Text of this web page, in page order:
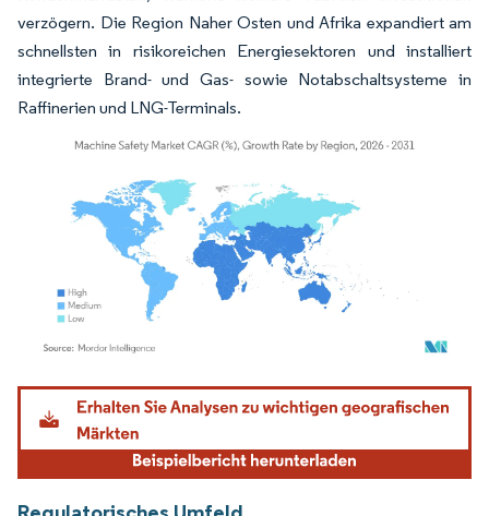
verzögern. Die Region Naher Osten und Afrika expandiert am
schnellsten in risikoreichen Energiesektoren und installiert
integrierte Brand- und Gas- sowie Notabschaltsysteme in
Raffinerien und LNG-Terminals.
Bild © Mordor Intelligence. Wiederverwendung erfordert Namensnennung gemäß